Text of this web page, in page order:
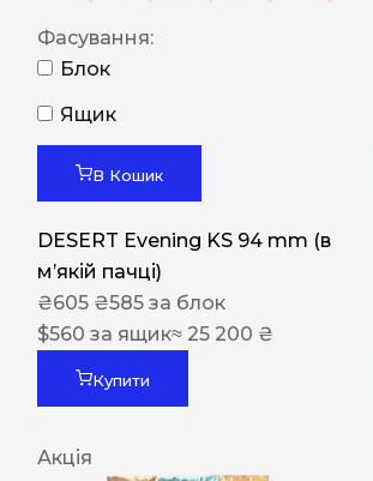
Фасування:
Блок
Ящик
В Кошик
DESERT Evening KS 94 mm (в
мʼякій пачці)
₴605 ₴585 за блок
$560 за ящик≈ 25 200 ₴
Купити
Акція